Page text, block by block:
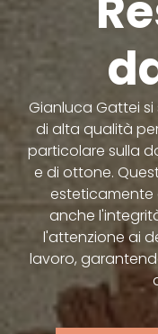
Gianluca Gattei si
di alta qualità
particolare sulla
e di ottone.
esteticamente
anche
l'attenzione ai
lavoro,